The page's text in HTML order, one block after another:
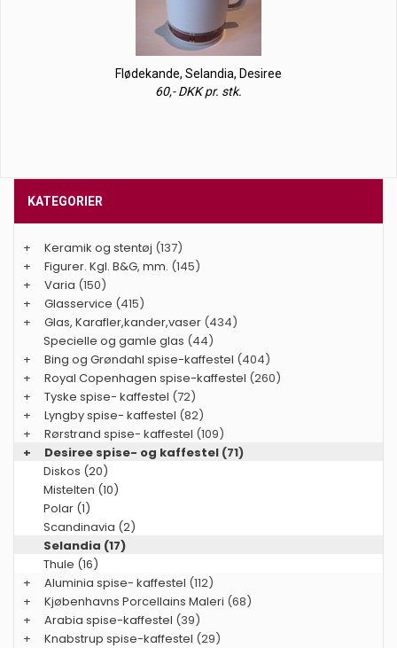
Flødekande, Selandia, Desiree
60,- DKK pr. stk.
KATEGORIER
+ Keramik og stentøj (137)
+
Figurer. Kgl. B&G, mm. (145)
+
Varia (150)
+
Glasservice (415)
+
Glas, Karafler,kander,vaser (434)
Specielle og gamle glas (44)
+
Bing og Grøndahl spise-kaffestel (404)
+
Royal Copenhagen spise-kaffestel (260)
+
Tyske spise- kaffestel (72)
+
Lyngby spise- kaffestel (82)
+
Rørstrand spise- kaffestel (109)
+
Desiree spise- og kaffestel (71)
Diskos (20)
Mistelten (10)
Polar (1)
Scandinavia (2)
Selandia (17)
Thule (16)
+
Aluminia spise- kaffestel (112)
+
Kjøbenhavns Porcellains Maleri (68)
+
Arabia spise-kaffestel (39)
+
Knabstrup spise-kaffestel (29)